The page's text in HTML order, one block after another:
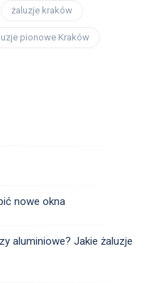
żaluzje kraków
pionowe Kraków
nowe okna
aluminiowe? Jakie żaluzje